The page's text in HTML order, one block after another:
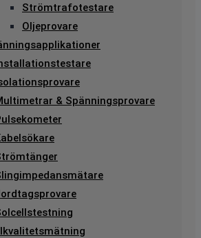
Strömtrafotestare
Oljeprovare
& Spänningsprovare